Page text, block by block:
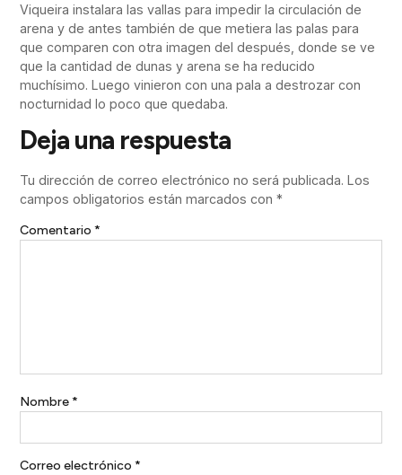
Viqueira instalara las vallas para impedir la circulación de
arena y de antes también de que metiera las palas para
que comparen con otra imagen del después, donde se ve
que la cantidad de dunas y arena se ha reducido
muchísimo. Luego vinieron con una pala a destrozar con
nocturnidad lo poco que quedaba.
Deja una respuesta
Tu dirección de correo electrónico no será publicada. Los
campos obligatorios están marcados con*
Comentario*
Nombre*
Correo electrónico*